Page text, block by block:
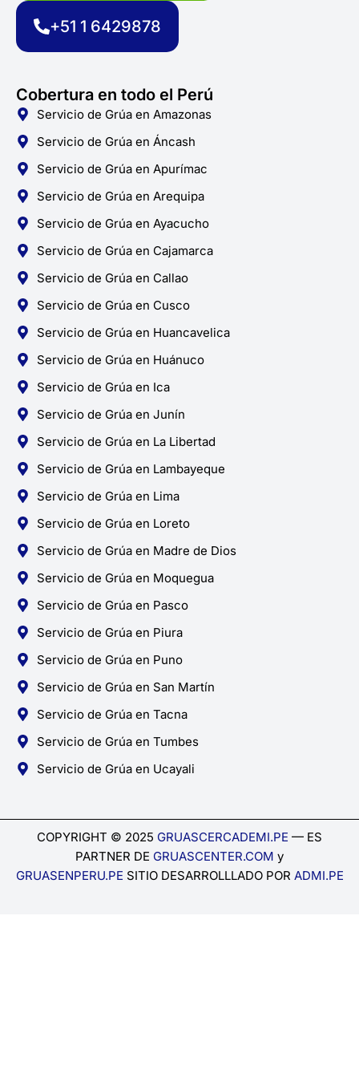
m
+51 1 6429878
Cobertura en todo el Perú
Servicio de Grúa en Amazonas
Servicio de Grúa en Áncash
Servicio de Grúa en Apurímac
Servicio de Grúa en Arequipa
Servicio de Grúa en Ayacucho
Servicio de Grúa en Cajamarca
Servicio de Grúa en Callao
Servicio de Grúa en Cusco
Servicio de Grúa en Huancavelica
Servicio de Grúa en Huánuco
Servicio de Grúa en Ica
Servicio de Grúa en Junín
Servicio de Grúa en La Libertad
Servicio de Grúa en Lambayeque
Servicio de Grúa en Lima
Servicio de Grúa en Loreto
Servicio de Grúa en Madre de Dios
Servicio de Grúa en Moquegua
Servicio de Grúa en Pasco
Servicio de Grúa en Piura
Servicio de Grúa en Puno
Servicio de Grúa en San Martín
Servicio de Grúa en Tacna
Servicio de Grúa en Tumbes
Servicio de Grúa en Ucayali
COPYRIGHT © 2025 GRUASCERCADEMI.PE — ES
PARTNER DE GRUASCENTER.COM y
GRUASENPERU.PE SITIO DESARROLLLADO POR ADMI.PE